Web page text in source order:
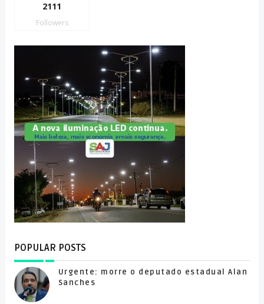
2111
Followers
POPULAR POSTS
Urgente: morre o deputado estadual Alan
Sanches